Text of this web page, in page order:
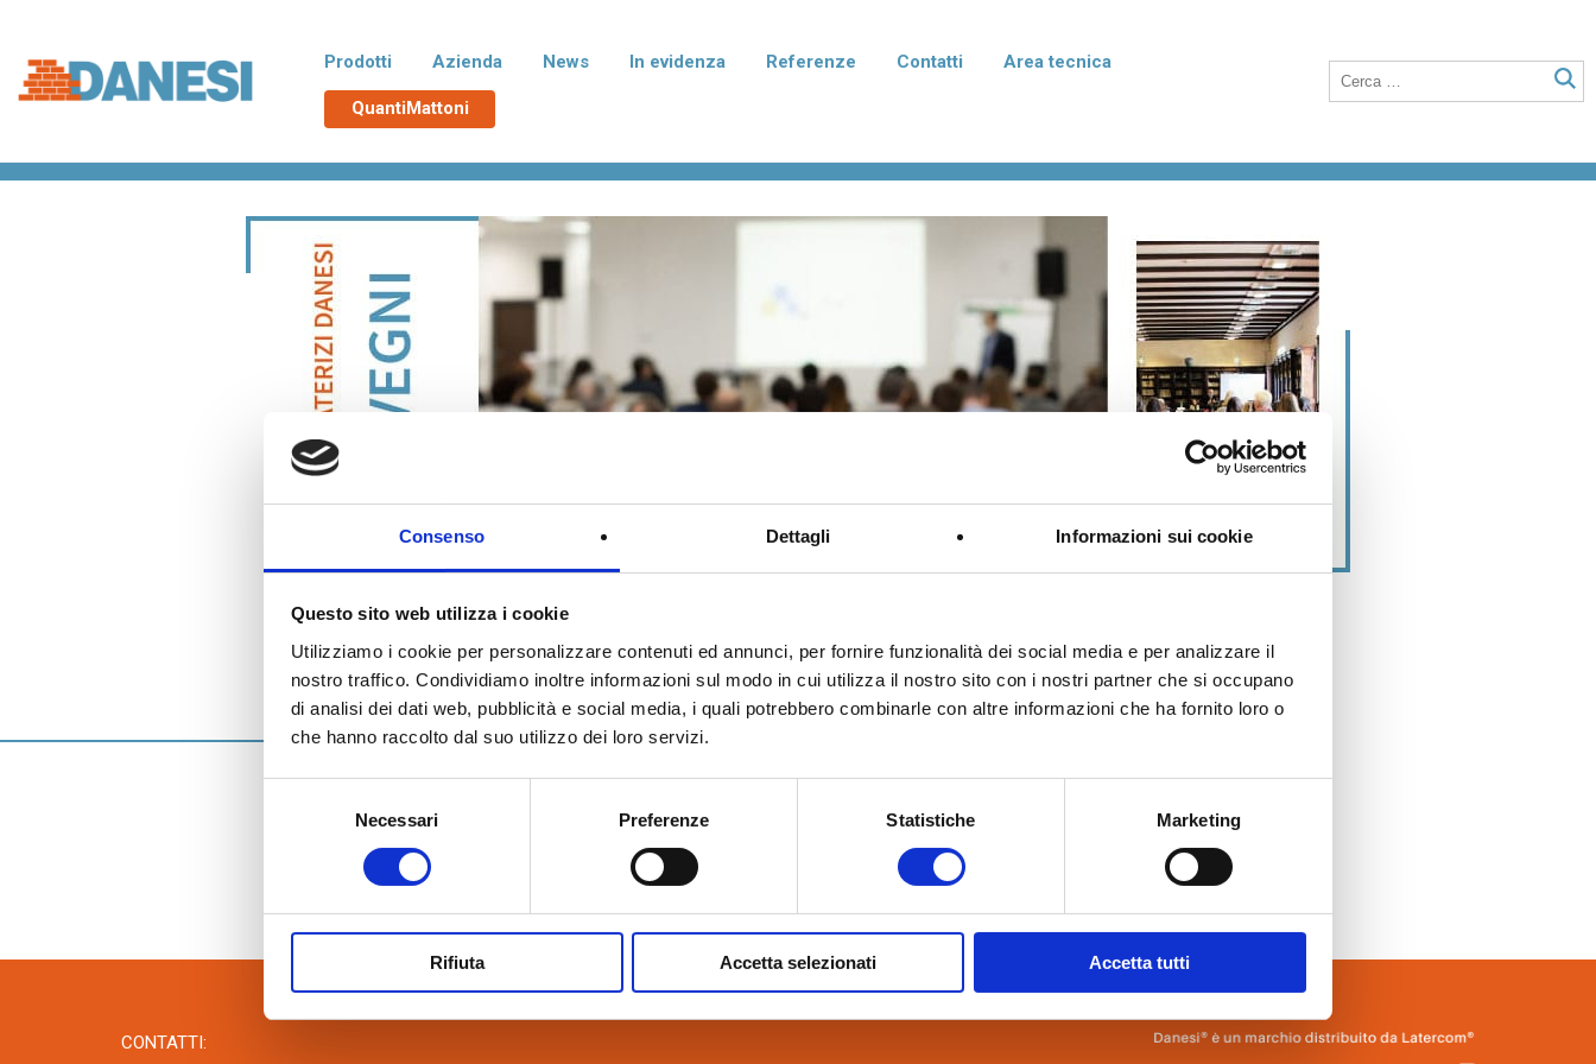
Consenso Dettagli Informazioni sui cookie
Questo sito web utilizza i cookie
Utilizziamo i cookie per personalizzare contenuti ed annunci, per fornire funzionalità dei social media e per analizzare il
nostro traffico. Condividiamo inoltre informazioni sul modo in cui utilizza il nostro sito con i nostri partner che si occupano
di analisi dei dati web, pubblicità e social media, i quali potrebbero combinarle con altre informazioni che ha fornito loro o
che hanno raccolto dal suo utilizzo dei loro servizi.
Necessari Preferenze Statistiche Marketing
Rifiuta Accetta selezionati Accetta tutti
Prodotti Azienda News In evidenza Referenze Contatti Area tecnica
QuantiMattoni
Normablok Più CAM
alle richieste CAM necessarie
all’ottenimento del Superbonus 110%,
con polistirene additivato di grafite
Neopor® BMB di BASF. Un EPS derivato
da materie prime rinnovabili e non fossili.
Normablok Più
additivato di grafite per murature armate,
tamponamento e correzione dei ponti
termici dei pilastri.
Normablok Più Taglio Termico
additivato di grafite per l'isolamento della
Poroton Plan
o integrati con polistirene addittivato di
grafite.
Blocchi in laterizio porizzati con elevate
prestazioni per murature portanti, anche
in zona sismica, e di tamponamento.
Laterizio Tradizionale
Blocchi per murature portanti, anche in
zona sismica, e di tamponamento.
Laterizio per divisori
Blocchi per pareti di divisione tra unità
abitative e tramezzature interne.
Laterizio per solai
Blocchi per solai a nervature parallele,
anche utilizzabili in abbinamento a tutti i
tipi di travetti o su lastre in calcestruzzo.
Malte e accessori
Accessori quali malte termiche, collanti
22 Settembre 2017
Riqualificare in città con
obiettivi nZEB a Zelarino
(VE)
Riqualificare in città con obiettivi nZEB
Fornaci Laterizi Danesi è presente al convegno “CASA 2.0 – Passivhaus, il risparmio alla portata di tutti”.
CONTATTI: